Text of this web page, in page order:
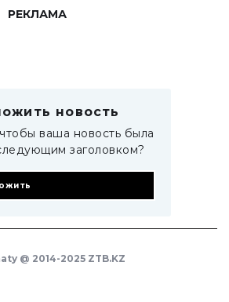
РЕКЛАМА
новость
ваша новость была
заголовком?
@ 2014-2025 ZTB.KZ